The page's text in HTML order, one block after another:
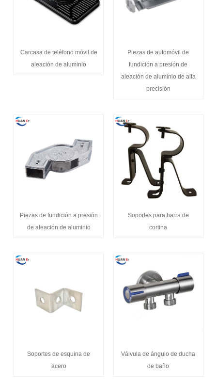
Carcasa de teléfono móvil de
aleación de aluminio
Piezas de automóvil de
fundición a presión de
aleación de aluminio de alta
precisión
Piezas de fundición a presión
de aleación de aluminio
Soportes para barra de
cortina
Soportes de esquina de
acero
Válvula de ángulo de ducha
de baño